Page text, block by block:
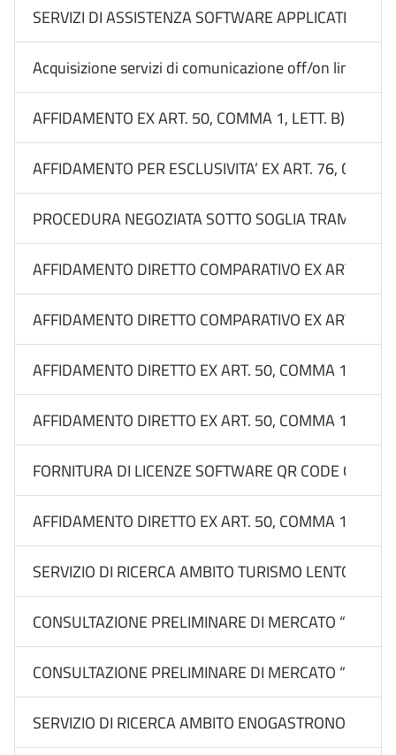
SERVIZI DI ASSISTENZA SOFTWARE APPLICATIVI
Acquisizione servizi di comunicazione off/on line
AFFIDAMENTO EX ART. 50, COMMA 1, LETT. B) DEL
AFFIDAMENTO PER ESCLUSIVITA’ EX ART. 76,
PROCEDURA NEGOZIATA SOTTO SOGLIA TRAMITE
AFFIDAMENTO DIRETTO COMPARATIVO EX ART.
AFFIDAMENTO DIRETTO COMPARATIVO EX ART. 50,
AFFIDAMENTO DIRETTO EX ART. 50, COMMA 1,
AFFIDAMENTO DIRETTO EX ART. 50, COMMA 1,
FORNITURA DI LICENZE SOFTWARE QR CODE
AFFIDAMENTO DIRETTO EX ART. 50, COMMA 1,
SERVIZIO DI RICERCA AMBITO TURISMO LENTO, IN
CONSULTAZIONE PRELIMINARE DI MERCATO
CONSULTAZIONE PRELIMINARE DI MERCATO
SERVIZIO DI RICERCA AMBITO ENOGASTRONOMIA E